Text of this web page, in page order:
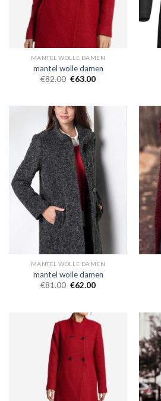
MANTEL WOLLE DAMEN
mantel wolle damen
€82.00 €63.00
MANTEL WOLLE DAMEN
mantel wolle damen
€81.00 €62.00